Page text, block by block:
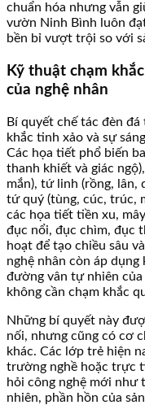
chuẩn hóa nhưng vẫn
vườn Ninh Bình luôn
bền bỉ vượt trội so với
Kỹ thuật chạm
của nghệ nhân
Bí quyết chế tác đèn
khắc tinh xảo và sự
Các họa tiết phổ biến
thanh khiết và giác
mắn), tứ linh (rồng, lân,
tứ quý (tùng, cúc, trúc,
các họa tiết tiền xu,
đục nổi, đục chìm, đục
hoạt để tạo chiều sâu
nghệ nhân còn áp dụng
đường vân tự nhiên của
không cần chạm khắc
Những bí quyết này
nối, nhưng cũng có cơ
khác. Các lớp trẻ hiện
trường nghề hoặc trực
hỏi công nghệ mới như
nhiên, phần hồn của